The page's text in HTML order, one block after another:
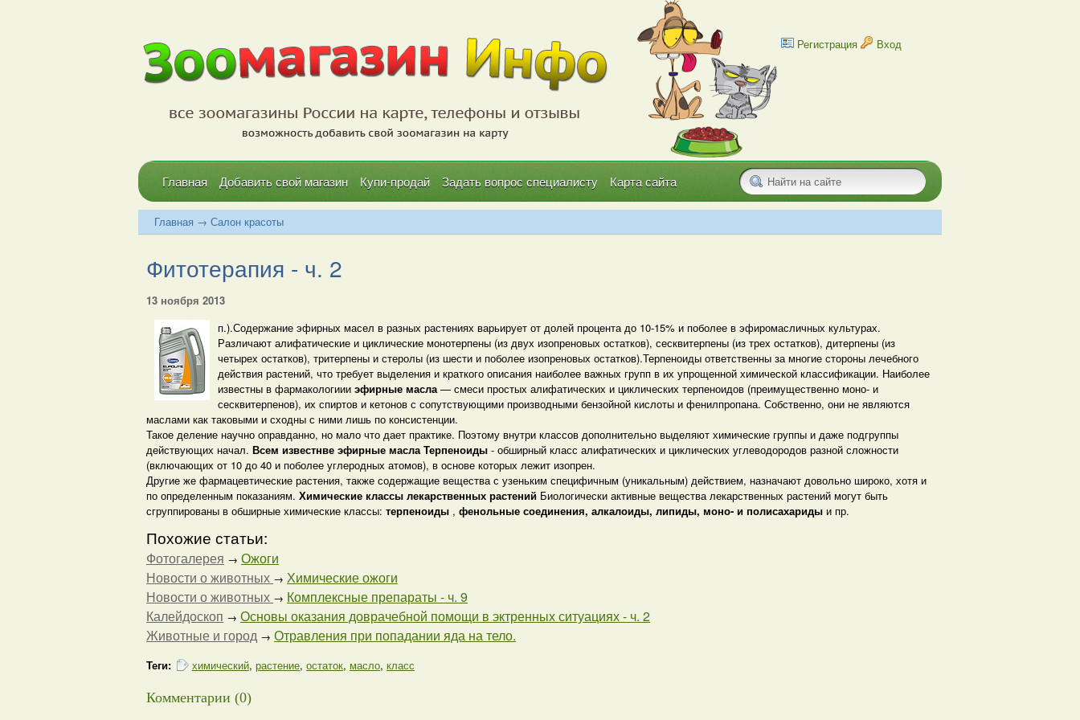
Регистрация Вход
Главная Добавить свой магазин Купи-продай Задать вопрос специалисту Карта сайта
Главная → Салон красоты
Фитотерапия - ч. 2
13 ноября 2013
п.).Содержание эфирных масел в разных растениях варьирует от долей процента до 10-15% и поболее в эфиромасличных культурах.
Различают алифатические и циклические монотерпены (из двух изопреновых остатков), сесквитерпены (из трех остатков), дитерпены (из
четырех остатков), тритерпены и стеролы (из шести и поболее изопреновых остатков).Терпеноиды ответственны за многие стороны лечебного
действия растений, что требует выделения и краткого описания наиболее важных групп в их упрощенной химической классификации. Наиболее
известны в фармакологиии эфирные масла— смеси простых алифатических и циклических терпеноидов (преимущественно моно- и
сесквитерпенов), их спиртов и кетонов с сопутствующими производными бензойной кислоты и фенилпропана. Собственно, они не являются
маслами как таковыми и сходны с ними лишь по консистенции.
Такое деление научно оправданно, но мало что дает практике. Поэтому внутри классов дополнительно выделяют химические группы и даже подгруппы
действующих начал. Всем известнве эфирные маслаТерпеноиды - обширный класс алифатических и циклических углеводородов разной сложности
(включающих от 10 до 40 и поболее углеродных атомов), в основе которых лежит изопрен.
Другие же фармацевтические растения, также содержащие вещества с узеньким специфичным (уникальным) действием, назначают довольно широко, хотя и
по определенным показаниям. Химические классы лекарственных растений Биологически активные вещества лекарственных растений могут быть
сгруппированы в обширные химические классы: терпеноиды , фенольные соединения, алкалоиды, липиды, моно- и полисахариды и пр.
Похожие статьи:
Фотогалерея → Ожоги
Новости о животных → Химические ожоги
Новости о животных → Комплексные препараты - ч. 9
Калейдоскоп → Основы оказания доврачебной помощи в эктренных ситуациях - ч. 2
Животные и город → Отравления при попадании яда на тело.
Теги: химический, растение, остаток, масло, класс
Комментарии (0)